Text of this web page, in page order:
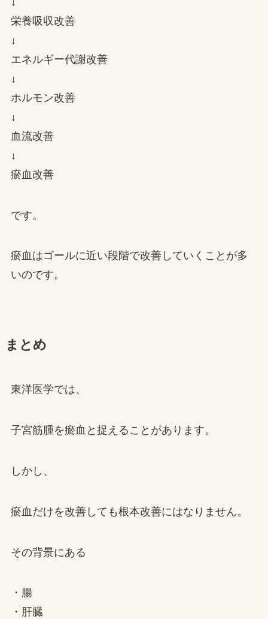
栄養吸収改善
↓
エネルギー代謝改善
↓
ホルモン改善
↓
血流改善
↓
瘀血改善
です。
瘀血はゴールに近い段階で改善していくことが多
いのです。
まとめ
東洋医学では、
子宮筋腫を瘀血と捉えることがあります。
しかし、
瘀血だけを改善しても根本改善にはなりません。
その背景にある
・腸
・肝臓